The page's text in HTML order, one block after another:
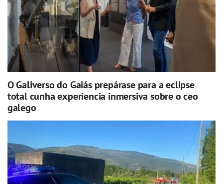
O Galiverso do Gaiás prepárase para a eclipse
total cunha experiencia inmersiva sobre o ceo
galego